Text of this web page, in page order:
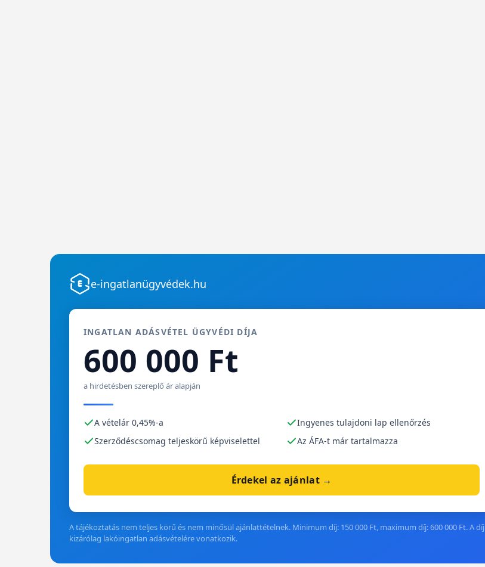
e-ingatlanügyvédek.hu
INGATLAN ADÁSVÉTEL ÜGYVÉDI DÍJA
600 000 Ft
a hirdetésben szereplő ár alapján
A vételár 0,45%-a
Szerződéscsomag teljeskörű képviselettel
Ingyenes tulajdoni lap ellenőrzés
Az ÁFA-t már tartalmazza
Érdekel az ajánlat →
A tájékoztatás nem teljes körű és nem minősül ajánlattételnek. Minimum díj: 150 000 Ft, maximum díj: 600 000 Ft. A díj
kizárólag lakóingatlan adásvételére vonatkozik.